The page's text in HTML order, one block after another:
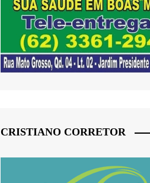
CRISTIANO CORRETOR